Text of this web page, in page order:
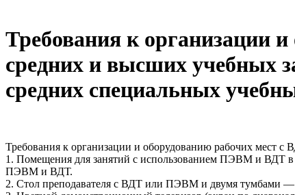
Требования к организации
средних и высших учебных
средних специальных
Требования к организации и оборудованию рабочих мест
1. Помещения для занятий с использованием ПЭВМ и ВДТ
ПЭВМ и ВДТ.
2. Стол преподавателя с ВДТ или ПЭВМ и двумя тумбами —